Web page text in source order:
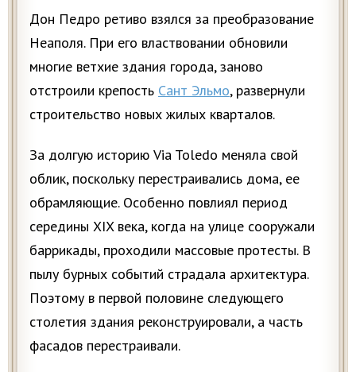
Дон Педро ретиво взялся за преобразование
Неаполя. При его властвовании обновили
многие ветхие здания города, заново
отстроили крепость Сант Эльмо, развернули
строительство новых жилых кварталов.
За долгую историю Via Toledo меняла свой
облик, поскольку перестраивались дома, ее
обрамляющие. Особенно повлиял период
середины XIX века, когда на улице сооружали
баррикады, проходили массовые протесты. В
пылу бурных событий страдала архитектура.
Поэтому в первой половине следующего
столетия здания реконструировали, а часть
фасадов перестраивали.